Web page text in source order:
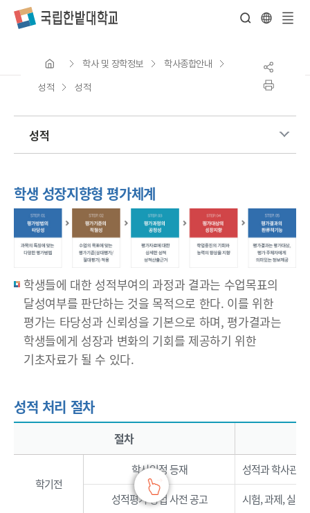
학사 및 장학정보 학사종합안내
성적 성적
성적
학생 성장지향형 평가체계
학생들에 대한 성적부여의 과정과 결과는 수업목표의
달성여부를 판단하는 것을 목적으로 한다. 이를 위한
평가는 타당성과 신뢰성을 기본으로 하며, 평가결과는
학생들에게 성장과 변화의 기회를 제공하기 위한
기초자료가 될 수 있다.
성적 처리 절차
성적 처리 절차 - 절차, 내용 정보제공
절차
학기전
학사일정 등재 성적과 학사관
성적평가 방법 사전 공고 시험, 과제, 실기